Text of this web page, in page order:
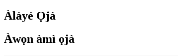
Àlàyé Ọjà
Àwọn àmì ọjà